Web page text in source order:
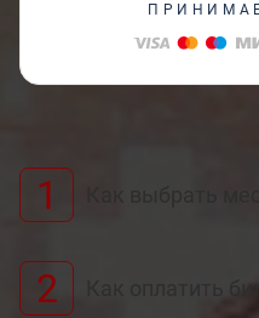
1
2 Как оплатить